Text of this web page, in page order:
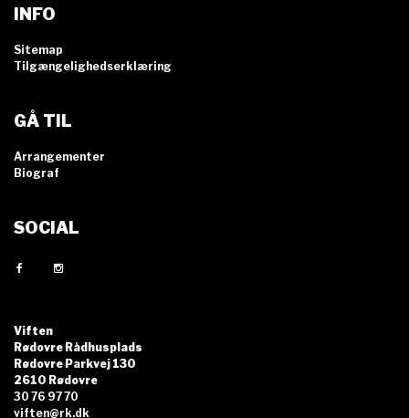
INFO
Sitemap
Tilgængelighedserklæring
GÅ TIL
Arrangementer
Biograf
SOCIAL
Viften
Rødovre Rådhusplads
Rødovre Parkvej 130
2610 Rødovre
30 76 97 70
viften@rk.dk